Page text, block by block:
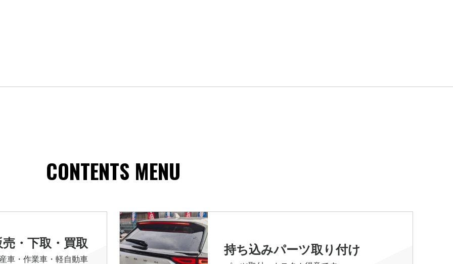
CONTENTS MENU
・下取・買取
車・作業車・軽自動車
持ち込みパーツ取り付け